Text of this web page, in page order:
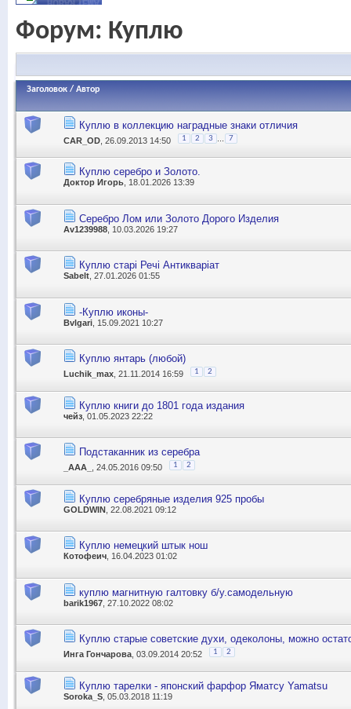
Форум: Куплю
Заголовок / Автор
Куплю в коллекцию наградные знаки отличия
CAR_OD , 26.09.2013 14:50 1 2 3 7
Куплю серебро и Золото.
Доктор Игорь, 18.01.2026 13:39
Серебро Лом или Золото Дорого Изделия
Av1239988 , 10.03.2026 19:27
Куплю старі Речі Антикваріат
Sabelt, 27.01.2026 01:55
-Куплю иконы-
Bvlgari , 15.09.2021 10:27
Куплю янтарь (любой)
Luchik_max , 21.11.2014 16:59 1 2
Куплю книги до 1801 года издания
чейз , 01.05.2023 22:22
Подстаканник из серебра
_AAA_ , 24.05.2016 09:50 1 2
Куплю серебряные изделия 925 пробы
GOLDWIN , 22.08.2021 09:12
Куплю немецкий штык нош
Котофеич , 16.04.2023 01:02
куплю магнитную галтовку б/у.самодельную
barik1967 , 27.10.2022 08:02
Куплю старые советские духи, одеколоны, можно
Инга Гончарова , 03.09.2014 20:52 1 2
Куплю тарелки - японский фарфор Яматсу Yamatsu
Soroka_S , 05.03.2018 11:19